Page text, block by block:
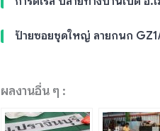
ป้ายซอยชุดใหญ่ ลายกนก
ผลงานอื่น ๆ :